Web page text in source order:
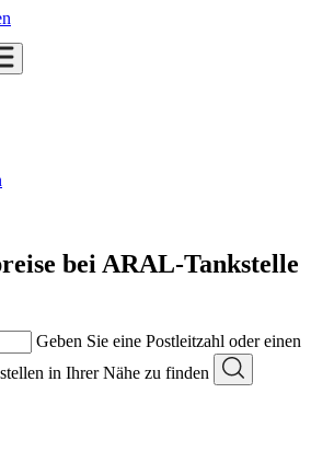
bei ARAL-Tankstelle
Geben Sie eine Postleitzahl oder einen
in Ihrer Nähe zu finden